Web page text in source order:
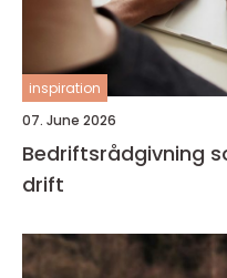
inspiration
07. June 2026
Bedriftsrådgivning
drift